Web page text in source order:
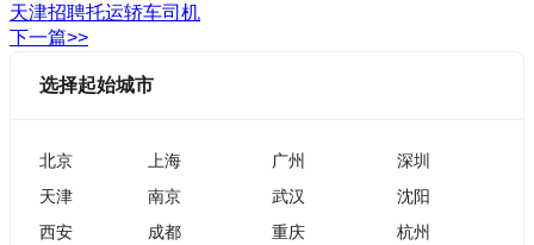
天津招聘托运轿车司机
下一篇>>
选择起始城市
北京 上海 广州
深圳
天津
南京 武汉
沈阳
西安
成都 重庆
杭州